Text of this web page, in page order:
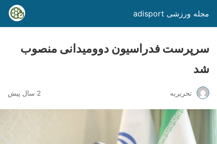
مجله ورزشی adisport
سرپرست فدراسیون دوومیدانی منصوب
شد
تحریریه 2 سال پیش